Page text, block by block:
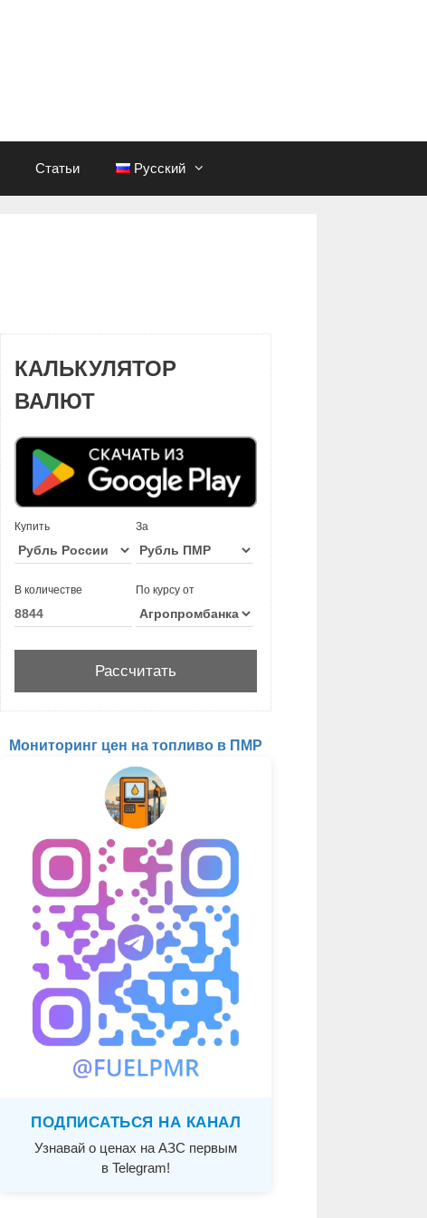
Статьи Русский
КАЛЬКУЛЯТОР
ВАЛЮТ
Купить За
В количестве По курсу от
Мониторинг цен на топливо в ПМР
ПОДПИСАТЬСЯ НА КАНАЛ
Узнавай о ценах на АЗС первым
в Telegram!